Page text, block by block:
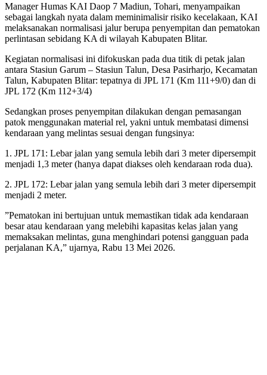
Manager Humas KAI Daop 7 Madiun, Tohari, menyampaikan
sebagai langkah nyata dalam meminimalisir risiko kecelakaan, KAI
melaksanakan normalisasi jalur berupa penyempitan dan pematokan
perlintasan sebidang KA di wilayah Kabupaten Blitar.
‎Kegiatan normalisasi ini difokuskan pada dua titik di petak jalan
antara Stasiun Garum – Stasiun Talun, Desa Pasirharjo, Kecamatan
Talun, Kabupaten Blitar: tepatnya di JPL 171 (Km 111+9/0) dan di
JPL 172 (Km 112+3/4)
Sedangkan proses penyempitan dilakukan dengan pemasangan
patok menggunakan material rel, yakni untuk membatasi dimensi
kendaraan yang melintas sesuai dengan fungsinya:
‎‎1. JPL 171: Lebar jalan yang semula lebih dari 3 meter dipersempit
menjadi 1,3 meter (hanya dapat diakses oleh kendaraan roda dua).
2. JPL 172: Lebar jalan yang semula lebih dari 3 meter dipersempit
menjadi 2 meter.
‎”Pematokan ini bertujuan untuk memastikan tidak ada kendaraan
besar atau kendaraan yang melebihi kapasitas kelas jalan yang
memaksakan melintas, guna menghindari potensi gangguan pada
perjalanan KA,” ujarnya, Rabu 13 Mei 2026.